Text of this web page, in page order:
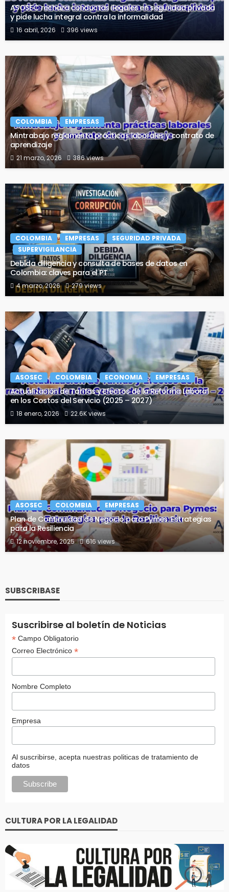
ASOSEC rechaza conductas ilegales en seguridad privada
y pide lucha integral contra la informalidad
16 abril, 2026 396 views
COLOMBIA EMPRESAS
Mintrabajo reglamenta prácticas laborales y contrato de
aprendizaje
21 marzo, 2026 386 views
COLOMBIA EMPRESAS
SEGURIDAD PRIVADA
SUPERVIGILANCIA
Debida diligencia y consulta de bases de datos en
Colombia: claves para el PT
4 marzo, 2026 279 views
ASOSEC COLOMBIA ECONOMIA EMPRESAS
Actualización de Tarifas y Efectos de la Reforma Laboral
en los Costos del Servicio (2025 – 2027)
18 enero, 2026 22.6K views
ASOSEC COLOMBIA EMPRESAS
Plan de Continuidad de Negocio para Pymes: Estrategias
para la Resiliencia
12 noviembre, 2025 616 views
SUBSCRIBASE
Suscribirse al boletín de Noticias
*Campo Obligatorio
Correo Electrónico *
Nombre Completo
Empresa
Al suscribirse, acepta nuestras politicas de tratamiento de
datos
CULTURA POR LA LEGALIDAD